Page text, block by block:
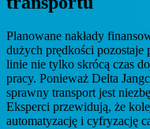
Planowane nakłady
dużych prędkości
linie nie tylko skrócą czas
pracy. Ponieważ Delta
sprawny transport jest
Eksperci przewidują, że
automatyzację i cyfryzację